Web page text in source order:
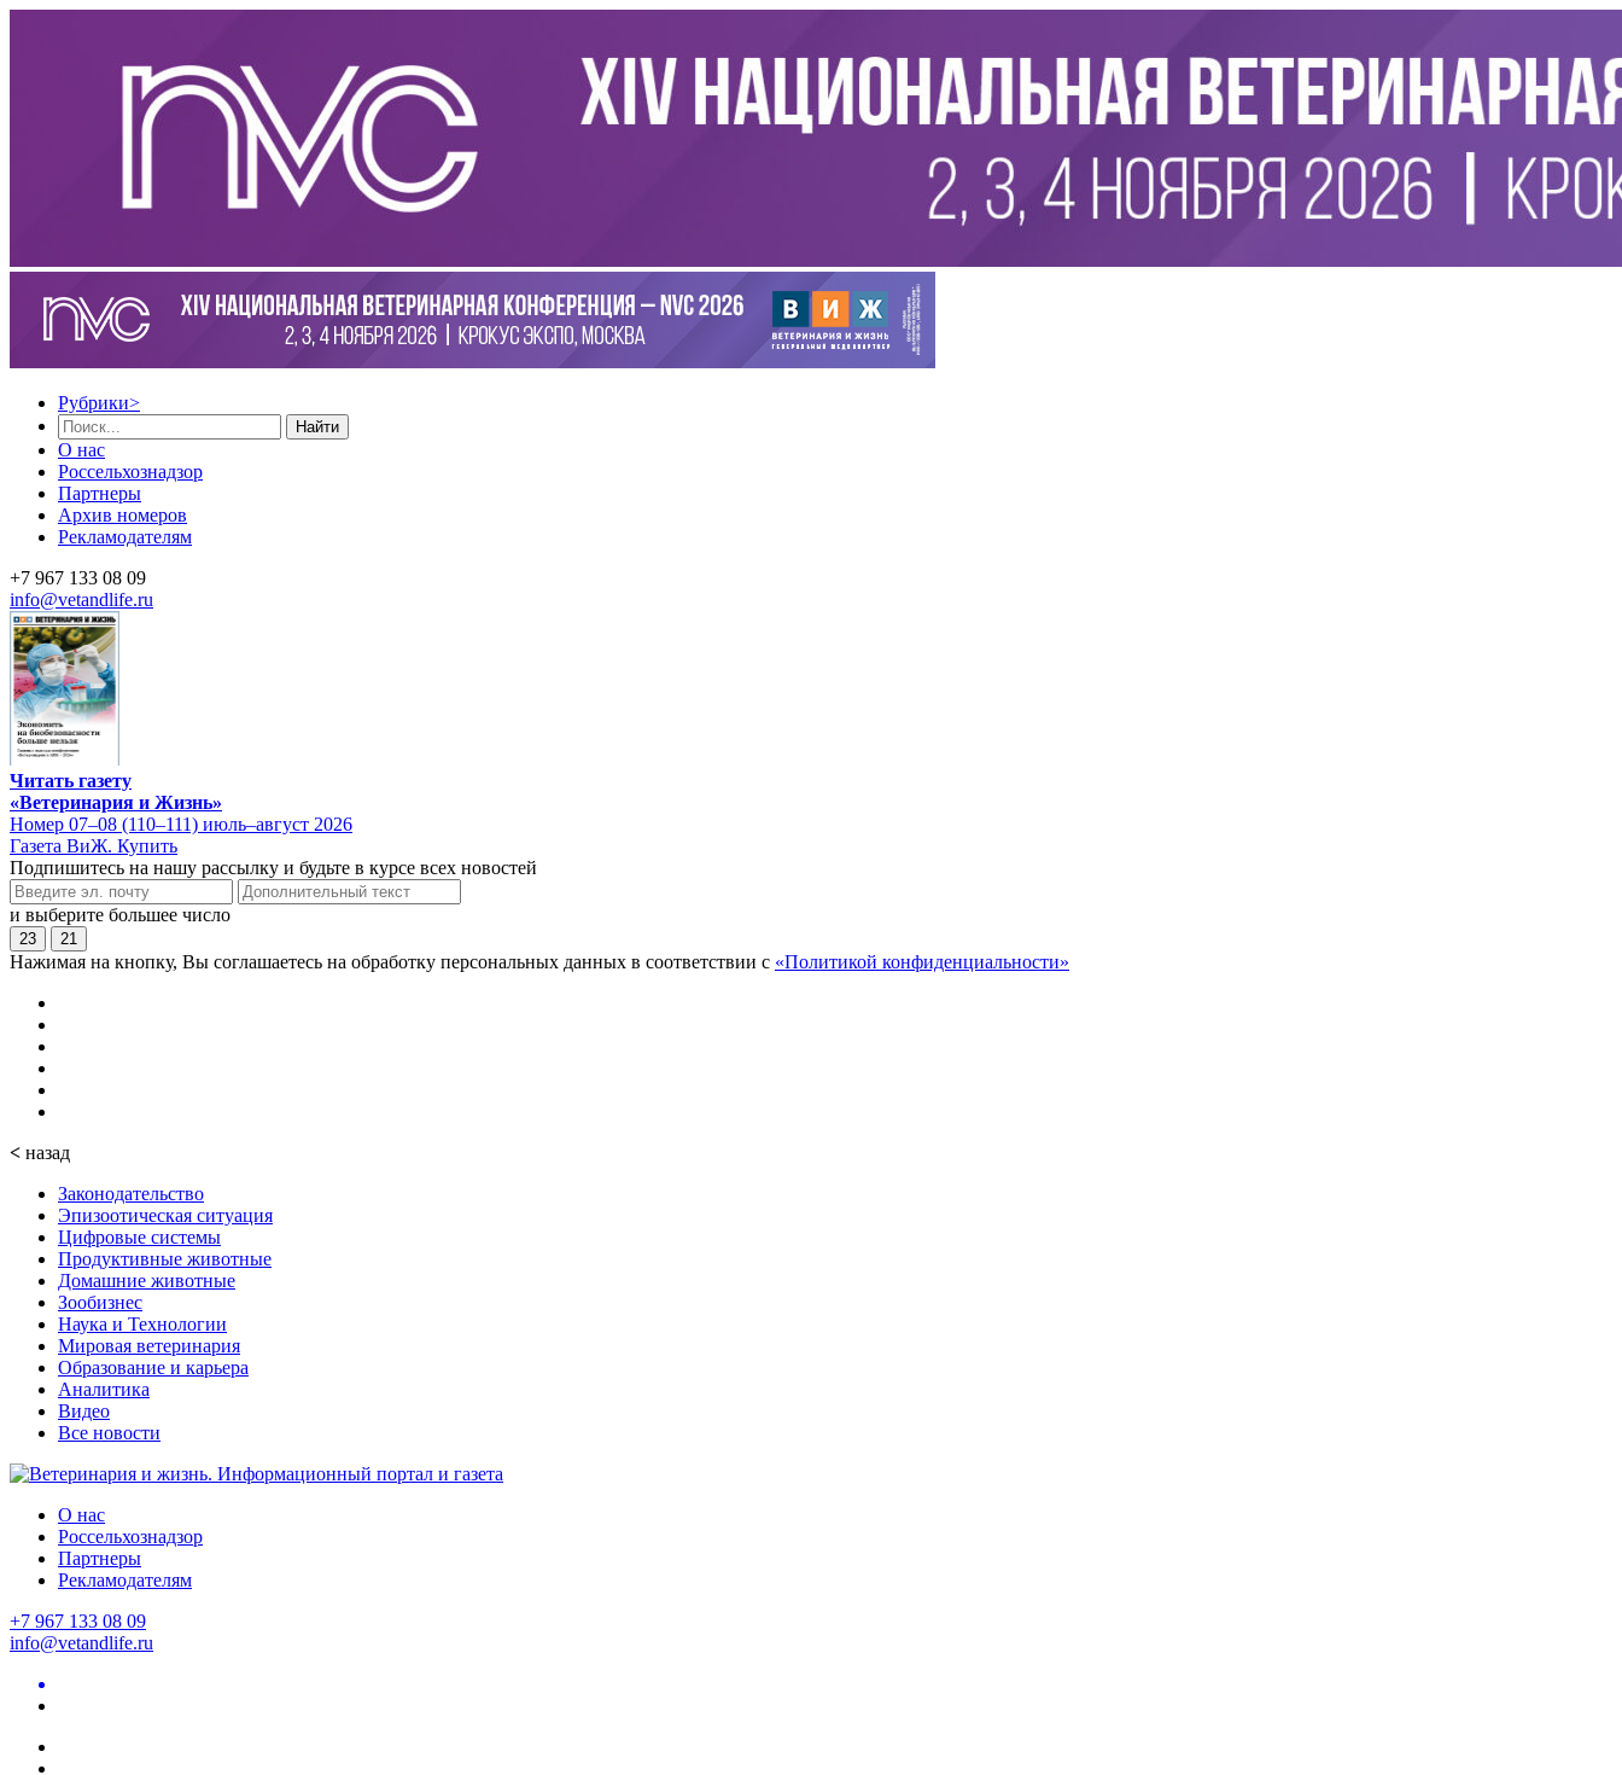
Рубрики>
Найти
О нас
Россельхознадзор
Партнеры
Архив номеров
Рекламодателям
+7 967 133 08 09
info@vetandlife.ru
Читать газету
«Ветеринария и Жизнь»
Номер 07–08 (110–111) июль–август 2026
Газета ВиЖ. Купить
Подпишитесь на нашу рассылку и будьте в курсе всех новостей
и выберите большее число
23 21
Нажимая на кнопку, Вы соглашаетесь на обработку персональных данных в соответствии с «Политикой конфиденциальности»
< назад
Законодательство
Эпизоотическая ситуация
Цифровые системы
Продуктивные животные
Домашние животные
Зообизнес
Наука и Технологии
Мировая ветеринария
Образование и карьера
Аналитика
Видео
Все новости
О нас
Россельхознадзор
Партнеры
Рекламодателям
+7 967 133 08 09
info@vetandlife.ru